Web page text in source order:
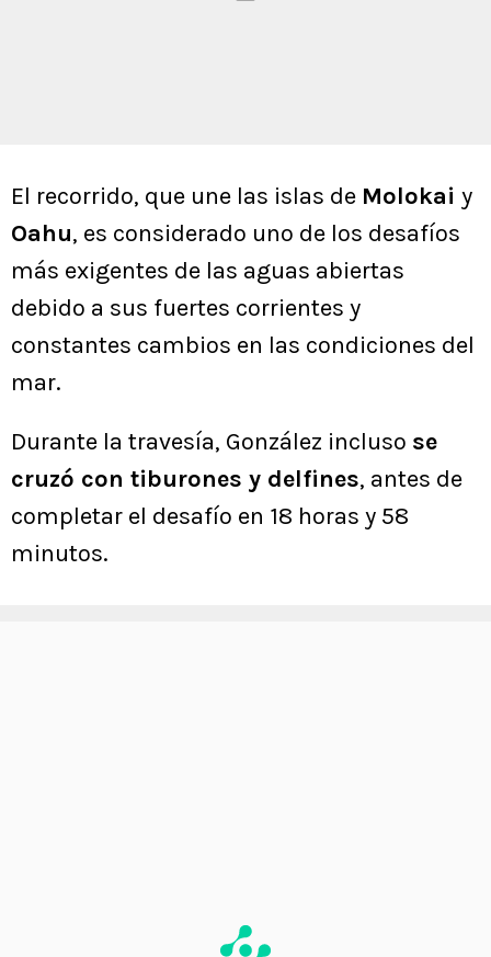
El recorrido, que une las islas de Molokai y
Oahu, es considerado uno de los desafíos
más exigentes de las aguas abiertas
debido a sus fuertes corrientes y
constantes cambios en las condiciones del
mar.
Durante la travesía, González incluso se
cruzó con tiburones y delfines, antes de
completar el desafío en 18 horas y 58
minutos.